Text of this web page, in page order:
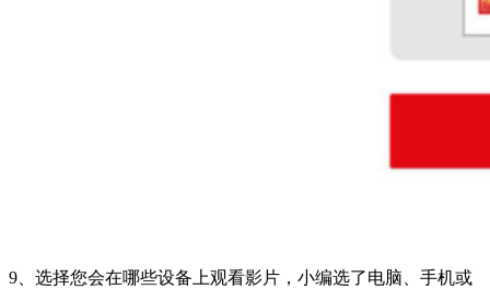
9、选择您会在哪些设备上观看影片，小编选了电脑、手机或